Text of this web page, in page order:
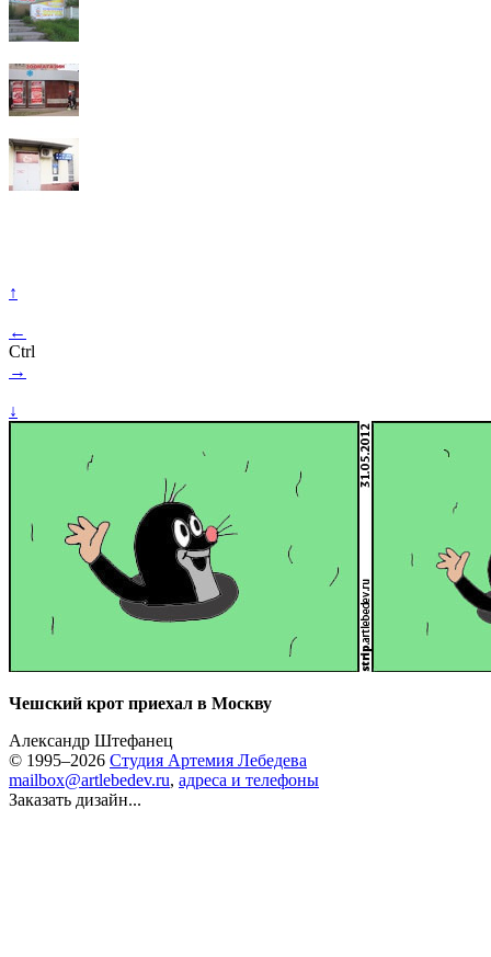
↑
←
Ctrl
→
↓
Чешский крот приехал в Москву
Александр Штефанец
© 1995–2026 Студия Артемия Лебедева
mailbox@artlebedev.ru, адреса и телефоны
Заказать дизайн...